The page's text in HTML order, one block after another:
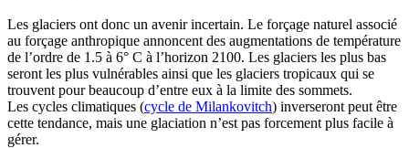
Les glaciers ont donc un avenir incertain. Le forçage naturel associé
au forçage anthropique annoncent des augmentations de température
de l’ordre de 1.5 à 6° C à l’horizon 2100. Les glaciers les plus bas
seront les plus vulnérables ainsi que les glaciers tropicaux qui se
trouvent pour beaucoup d’entre eux à la limite des sommets.
Les cycles climatiques (cycle de Milankovitch) inverseront peut être
cette tendance, mais une glaciation n’est pas forcement plus facile à
gérer.